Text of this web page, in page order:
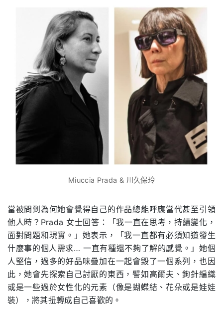
Miuccia Prada & 川久保玲
當被問到為何她會覺得自己的作品總能呼應當代甚至引領
他人時？ Prada 女士回答：「我一直在思考，持續變化，
面對問題和現實。」她表示，「我一直都有必須知道發生
什麼事的個人需求…一直有種還不夠了解的感覺。」她個
人堅信，過多的好品味疊加在一起會毀了一個系列，也因
此，她會先探索自己討厭的東西，譬如高爾夫、鉤針編織
或是一些過於女性化的元素（像是蝴蝶結、花朵或是娃娃
裝），將其扭轉成自己喜歡的。